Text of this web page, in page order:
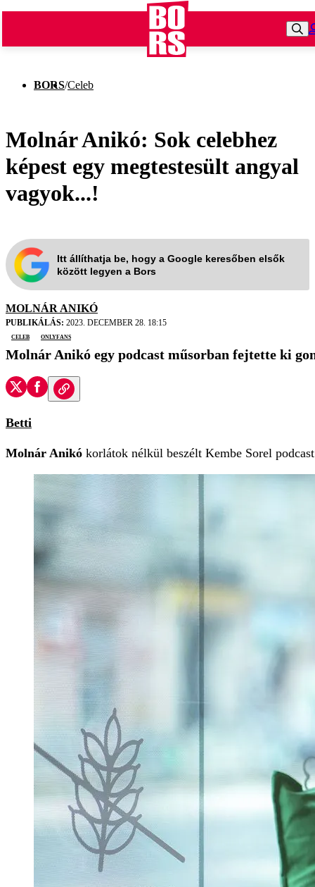
BORS/Celeb
Molnár Anikó: Sok celebhez
képest egy megtestesült angyal
vagyok...!
Itt állíthatja be, hogy a Google keresőben elsők
között legyen a Bors
MOLNÁR ANIKÓ
PUBLIKÁLÁS: 2023. DECEMBER 28. 18:15
Celeb
OnlyFans
Molnár Anikó egy podcast műsorban fejtette ki
Betti
Molnár Anikó korlátok nélkül beszélt Kembe Sorel